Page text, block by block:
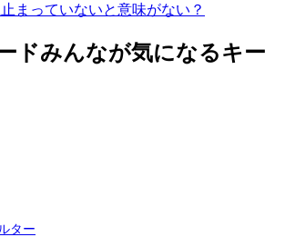
まっていないと意味がない？
ドみんなが気になるキー
ター